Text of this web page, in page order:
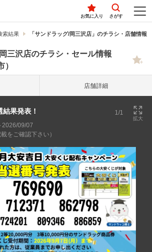
お気に入り さがす
索結果 「サンドラッグ/岡三沢店」のチラシ・店舗情報
三沢店のチラシ・セール情報
）
店舗詳細
果発表！ 1/1
拡大
2026/09/07
をご確認下さい）